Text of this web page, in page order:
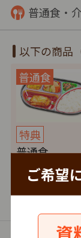
ご希望
資
普通食・
以下の商品
特典
普通食
594円